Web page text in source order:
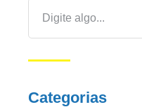
Categorias